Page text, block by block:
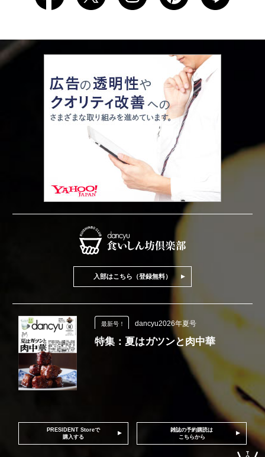
入部はこちら（登録無料）
最新号！ dancyu2026年夏号
特集：夏はガツンと肉中華
PRESIDENT Storeで
購入する
雑誌の予約購読は
こちらから